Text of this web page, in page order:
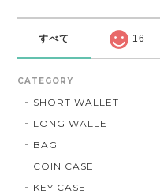
すべて 16
CATEGORY
SHORT WALLET
LONG WALLET
BAG
COIN CASE
KEY CASE